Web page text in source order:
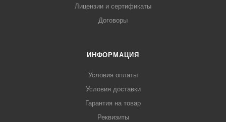
Лицензии и сертификаты
Договоры
ИНФОРМАЦИЯ
Условия оплаты
Условия доставки
Гарантия на товар
Реквизиты